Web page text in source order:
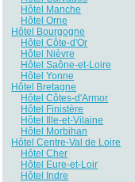
Hôtel Manche
Hôtel Orne
Hôtel Bourgogne
Hôtel Côte-d'Or
Hôtel Nièvre
Hôtel Saône-et-Loire
Hôtel Yonne
Hôtel Bretagne
Hôtel Côtes-d'Armor
Hôtel Finistère
Hôtel Ille-et-Vilaine
Hôtel Morbihan
Hôtel Centre-Val de Loire
Hôtel Cher
Hôtel Eure-et-Loir
Hôtel Indre